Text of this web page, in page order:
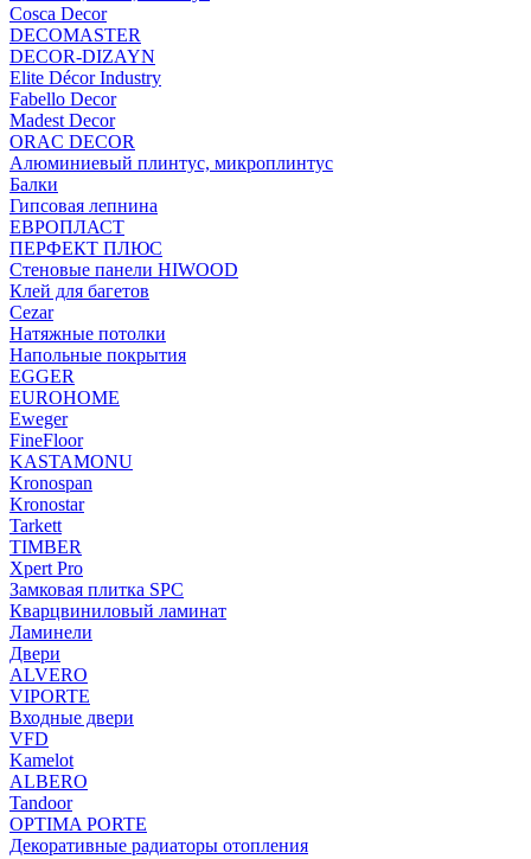
Cosca Decor
DECOMASTER
DECOR-DIZAYN
Elite Décor Industry
Fabello Decor
Madest Decor
ORAC DECOR
Алюминиевый плинтус, микроплинтус
Балки
Гипсовая лепнина
ЕВРОПЛАСТ
ПЕРФЕКТ ПЛЮС
Стеновые панели HIWOOD
Клей для багетов
Cezar
Натяжные потолки
Напольные покрытия
EGGER
EUROHOME
Eweger
FineFloor
KASTAMONU
Kronospan
Kronostar
Tarkett
TIMBER
Xpert Pro
Замковая плитка SPC
Кварцвиниловый ламинат
Ламинели
Двери
ALVERO
VIPORTE
Входные двери
VFD
Kamelot
ALBERO
Tandoor
OPTIMA PORTE
Декоративные радиаторы отопления